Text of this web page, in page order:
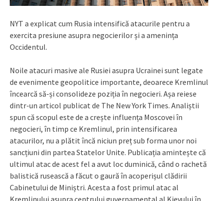
NYT a explicat cum Rusia intensifică atacurile pentru a
exercita presiune asupra negocierilor și a amenința
Occidentul.
Noile atacuri masive ale Rusiei asupra Ucrainei sunt legate
de evenimente geopolitice importante, deoarece Kremlinul
încearcă să-și consolideze poziția în negocieri. Așa reiese
dintr-un articol publicat de The New York Times. Analiștii
spun că scopul este de a crește influența Moscovei în
negocieri, în timp ce Kremlinul, prin intensificarea
atacurilor, nu a plătit încă niciun preț sub forma unor noi
sancțiuni din partea Statelor Unite. Publicația amintește că
ultimul atac de acest fel a avut loc duminică, când o rachetă
balistică rusească a făcut o gaură în acoperișul clădirii
Cabinetului de Miniștri. Acesta a fost primul atac al